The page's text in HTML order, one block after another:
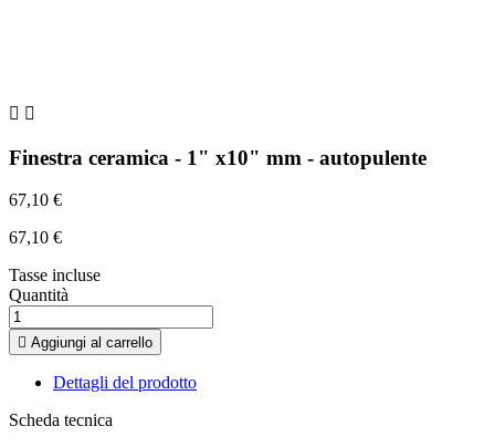
 
Finestra ceramica - 1" x10" mm - autopulente
67,10 €
67,10 €
Tasse incluse
Quantità
 Aggiungi al carrello
Dettagli del prodotto
Scheda tecnica